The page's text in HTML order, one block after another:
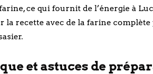
ce qui fournit de l’énergie à
la recette avec de la farine
et astuces de